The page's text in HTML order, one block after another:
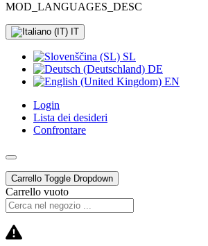
MOD_LANGUAGES_DESC
IT
SL
DE
EN
Login
Lista dei desideri
Confrontare
Carrello Toggle Dropdown
Carrello vuoto